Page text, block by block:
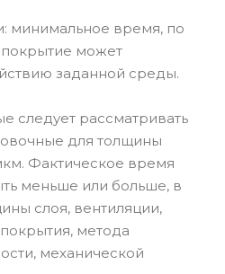
минимальное время, по
покрытие может
заданной среды.
следует рассматривать
для толщины
Фактическое время
меньше или больше, в
слоя, вентиляции,
метода
механической